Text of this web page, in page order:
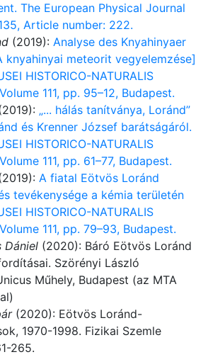
The European Physical Journal
Article number: 222.
(2019): Analyse des Knyahinyaer
knyahinyai meteorit vegyelemzése]
HISTORICO-NATURALIS
111, pp. 95–12, Budapest.
„... hálás tanítványa, Loránd”
és Krenner József barátságáról.
HISTORICO-NATURALIS
111, pp. 61–77, Budapest.
A fiatal Eötvös Loránd
tevékenysége a kémia területén
HISTORICO-NATURALIS
111, pp. 79–93, Budapest.
Dániel (2020): Báró Eötvös Loránd
Szörényi László
Műhely, Budapest (az MTA
(2020): Eötvös Loránd-
1970-1998. Fizikai Szemle
265.